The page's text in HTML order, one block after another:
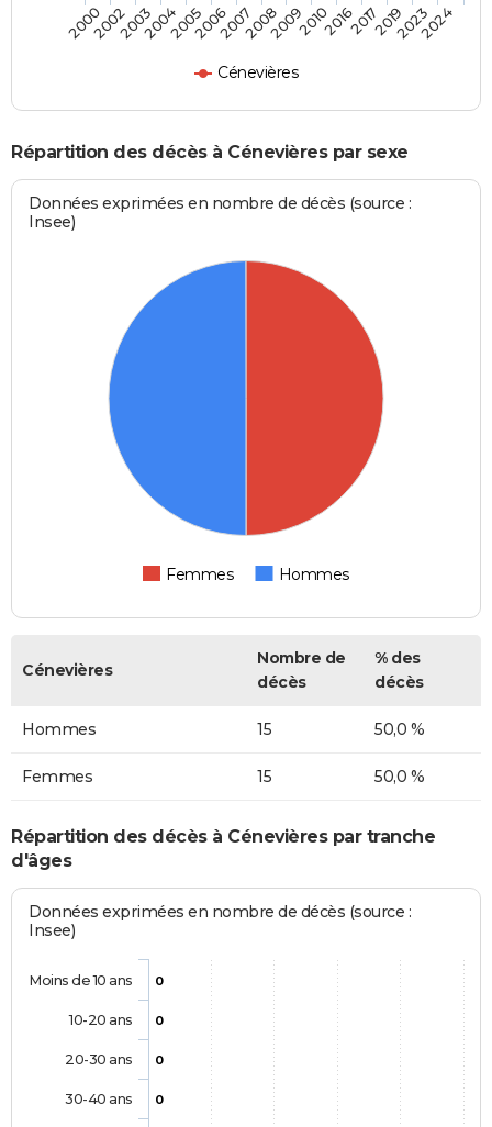
Cénevières
200020022003200420052006200720082009201020162017201920232024
Répartition des décès à Cénevières par sexe
Données exprimées en nombre de décès (source :
Insee)
Femmes Hommes
Cénevières
Nombre de
décès
% des
décès
Hommes 15 50,0 %
Femmes 15 50,0 %
Répartition des décès à Cénevières par tranche
d'âges
Données exprimées en nombre de décès (source :
Insee)
0
0
0
0
Moins de 10 ans
10-20 ans
20-30 ans
30-40 ans